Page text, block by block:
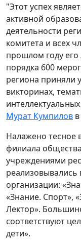
"Этот успех
активной
деятельности
комитета и всех
прошлом году его
порядка 600
региона приняли
викторинах,
Мурат Кумпилов
Налажено тесное
филиала
учреждениями
реализовывались
организации:
«Знание. Спорт»,
Лектор».
соответствуют
дети».